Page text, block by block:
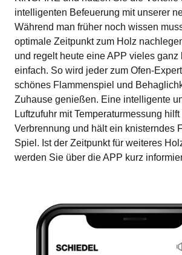
intelligenten Befeuerung mit unserer
Während man früher noch wissen
optimale Zeitpunkt zum Holz
und regelt heute eine APP vieles ganz
einfach. So wird jeder zum Ofen-
schönes Flammenspiel und
Zuhause genießen. Eine intelligente
Luftzufuhr mit Temperaturmessung
Verbrennung und hält ein knisterndes
Spiel. Ist der Zeitpunkt für weiteres
werden Sie über die APP kurz